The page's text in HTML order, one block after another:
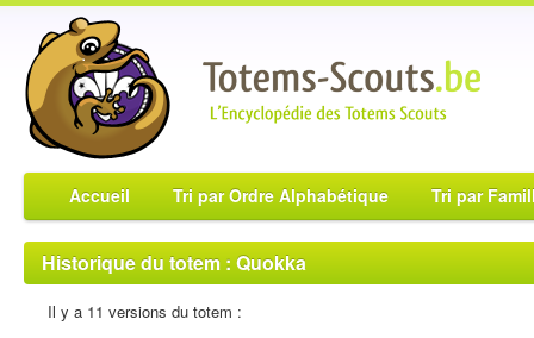
Accueil Tri par Ordre Alphabétique Tri par
Historique du totem : Quokka
Il y a 11 versions du totem :